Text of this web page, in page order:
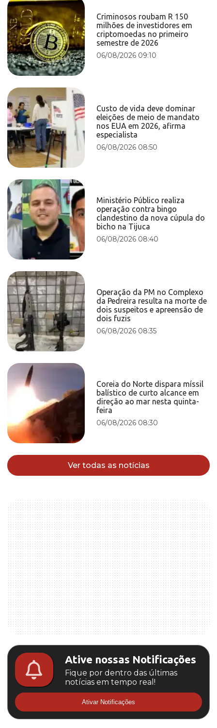
Criminosos roubam R 150
milhões de investidores em
criptomoedas no primeiro
semestre de 2026
06/08/2026 09:10
Custo de vida deve dominar
eleições de meio de mandato
nos EUA em 2026, afirma
especialista
06/08/2026 08:50
Ministério Público realiza
operação contra bingo
clandestino da nova cúpula do
bicho na Tijuca
06/08/2026 08:40
Operação da PM no Complexo
da Pedreira resulta na morte de
dois suspeitos e apreensão de
dois fuzis
06/08/2026 08:35
Coreia do Norte dispara míssil
balístico de curto alcance em
direção ao mar nesta quinta-
feira
06/08/2026 08:30
Ver todas as notícias
Ative nossas Notificações
Fique por dentro das últimas
notícias em tempo real!
Ativar Notificações